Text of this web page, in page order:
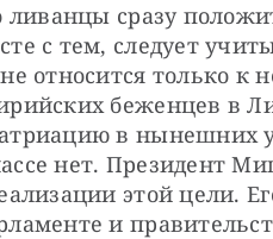
ливанцы сразу
с тем, следует
относится только к
беженцев в
в нынешних
нет. Президент
этой цели.
и